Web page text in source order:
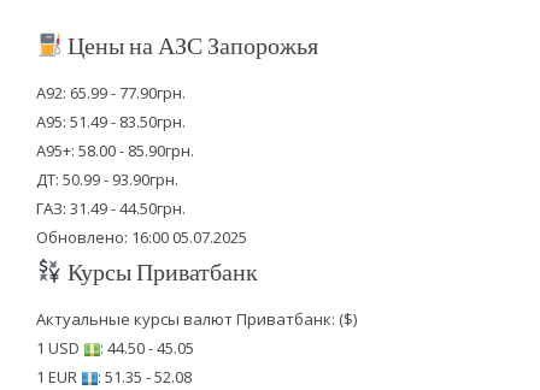
Цены на АЗС Запорожья
А92: 65.99 - 77.90грн.
А95: 51.49 - 83.50грн.
А95+: 58.00 - 85.90грн.
ДТ: 50.99 - 93.90грн.
ГАЗ: 31.49 - 44.50грн.
Обновлено: 16:00 05.07.2025
Курсы Приватбанк
Актуальные курсы валют Приватбанк: ($)
1 USD
: 44.50 - 45.05
1 EUR
: 51.35 - 52.08